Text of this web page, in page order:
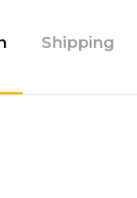
Shipping